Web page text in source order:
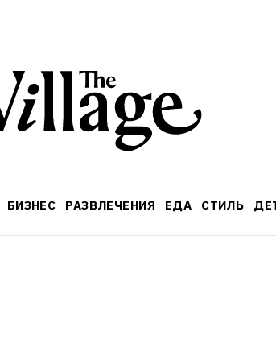
БИЗНЕС РАЗВЛЕЧЕНИЯ ЕДА СТИЛЬ